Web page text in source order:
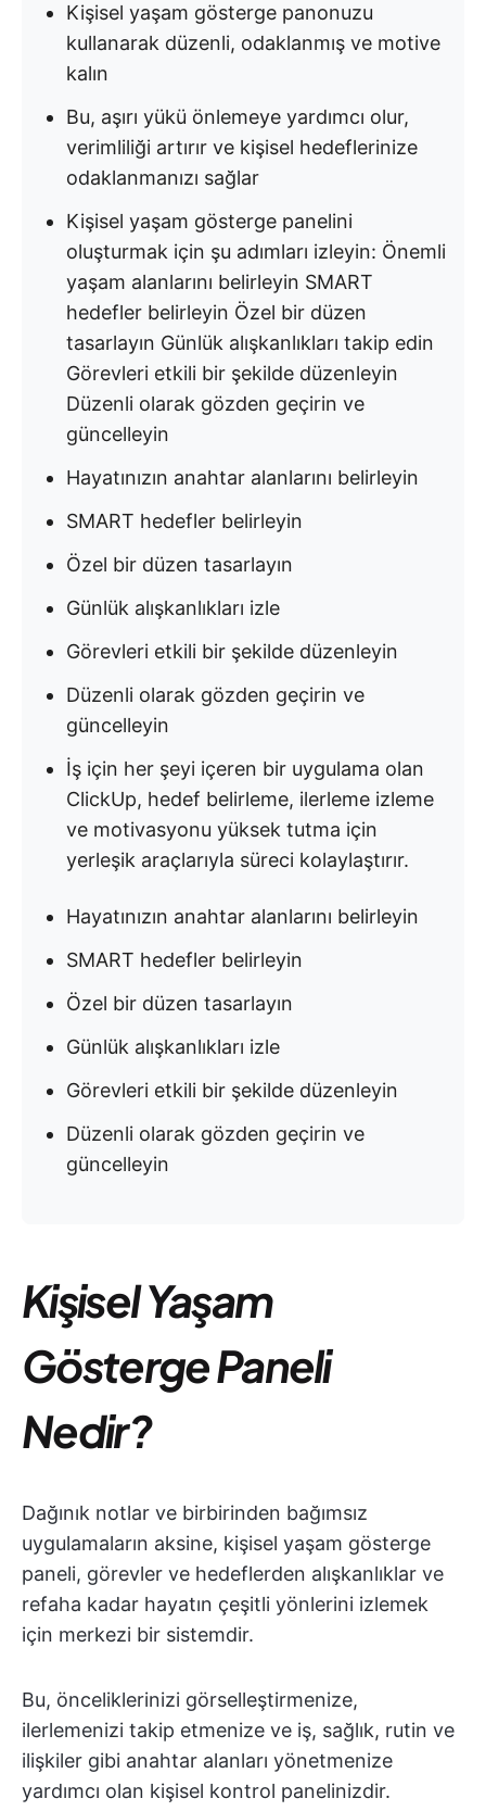
Kişisel yaşam gösterge panonuzu
kullanarak düzenli, odaklanmış ve motive
kalın
Bu, aşırı yükü önlemeye yardımcı olur,
verimliliği artırır ve kişisel hedeflerinize
odaklanmanızı sağlar
Kişisel yaşam gösterge panelini
oluşturmak için şu adımları izleyin: Önemli
yaşam alanlarını belirleyin SMART
hedefler belirleyin Özel bir düzen
tasarlayın Günlük alışkanlıkları takip edin
Görevleri etkili bir şekilde düzenleyin
Düzenli olarak gözden geçirin ve
güncelleyin
Hayatınızın anahtar alanlarını belirleyin
SMART hedefler belirleyin
Özel bir düzen tasarlayın
Günlük alışkanlıkları izle
Görevleri etkili bir şekilde düzenleyin
Düzenli olarak gözden geçirin ve
güncelleyin
İş için her şeyi içeren bir uygulama olan
ClickUp, hedef belirleme, ilerleme izleme
ve motivasyonu yüksek tutma için
yerleşik araçlarıyla süreci kolaylaştırır.
Hayatınızın anahtar alanlarını belirleyin
SMART hedefler belirleyin
Özel bir düzen tasarlayın
Günlük alışkanlıkları izle
Görevleri etkili bir şekilde düzenleyin
Düzenli olarak gözden geçirin ve
güncelleyin
Kişisel Yaşam
Gösterge Paneli
Nedir?
Dağınık notlar ve birbirinden bağımsız
uygulamaların aksine, kişisel yaşam gösterge
paneli, görevler ve hedeflerden alışkanlıklar ve
refaha kadar hayatın çeşitli yönlerini izlemek
için merkezi bir sistemdir.
Bu, önceliklerinizi görselleştirmenize,
ilerlemenizi takip etmenize ve iş, sağlık, rutin ve
ilişkiler gibi anahtar alanları yönetmenize
yardımcı olan kişisel kontrol panelinizdir.